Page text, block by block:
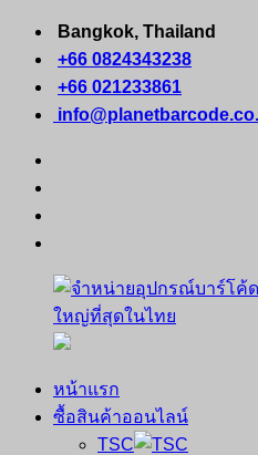
Skip
content
Bangkok, Thailand
+66 0824343238
+66 021233861
จำหน่าย
คอมพิวเตอร์
หน้าแรก
ซื้อสินค้าออนไลน์
TSC